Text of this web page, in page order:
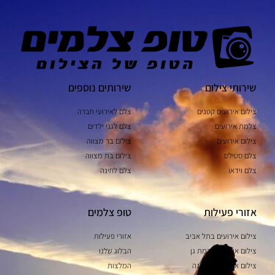
שירותי צילום
צילום אירועים קטנים
צלמת אירועים
צילום אירועים
צלם סטילס
צלם וידאו
שירותים נוספים
צלם לאירועי חברה
צלם לגני ילדים
צילום בר מצווה
צילום בת מצווה
צלם לחינה
אזורי פעילות
צילום אירועים בתל אביב
צילום אירועים ברמת גן
צילום אירועים ברעננה
טופ צלמים
אזורי פעילות
הבלוג שלנו
המלצות